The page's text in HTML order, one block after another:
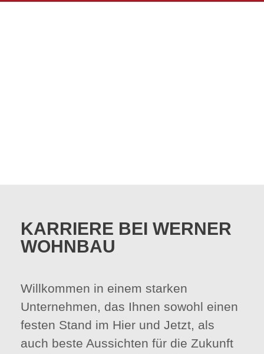
KARRIERE BEI WERNER
WOHNBAU
Willkommen in einem starken
Unternehmen, das Ihnen sowohl einen
festen Stand im Hier und Jetzt, als
auch beste Aussichten für die Zukunft